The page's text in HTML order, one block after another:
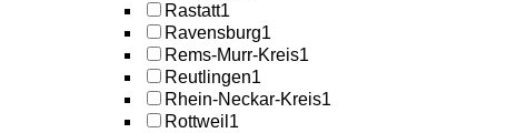
Rastatt1
Ravensburg1
Rems-Murr-Kreis1
Reutlingen1
Rhein-Neckar-Kreis1
Rottweil 1